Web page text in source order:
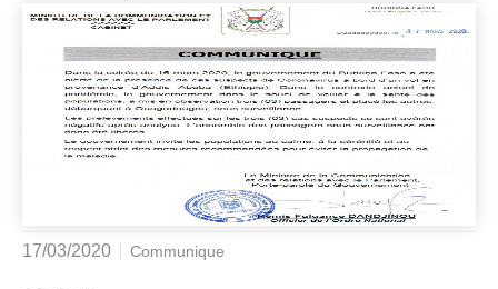
17/03/2020 Communique